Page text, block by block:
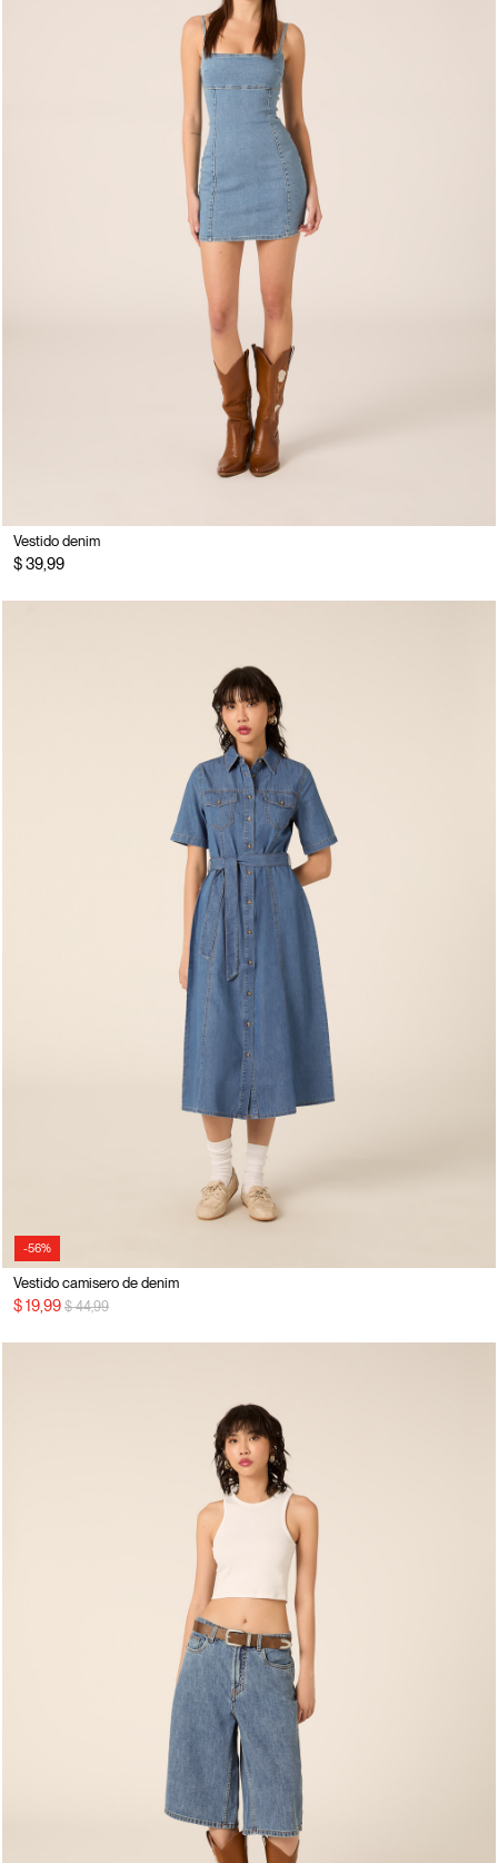
Vestido denim
$ 39,99
-56%
Vestido camisero de denim
$ 19,99 precio rebajado desde
$ 44,99a